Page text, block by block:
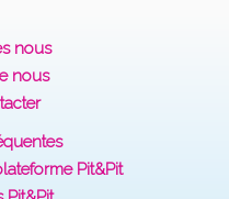
nous
nous
Pit&Pit